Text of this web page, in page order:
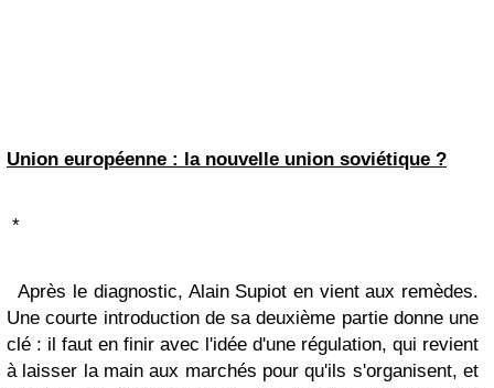
Union européenne : la nouvelle union soviétique ?
*
Après le diagnostic, Alain Supiot en vient aux remèdes.
Une courte introduction de sa deuxième partie donne une
clé : il faut en finir avec l'idée d'une régulation, qui revient
à laisser la main aux marchés pour qu'ils s'organisent, et